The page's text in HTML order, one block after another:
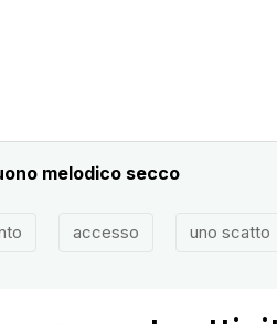
melodico secco
accesso uno scatto